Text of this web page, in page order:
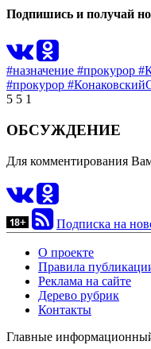
Подпишись и получай
#назначение #прокурор
#прокурор
5 5 1
ОБСУЖДЕНИЕ
Для комментирования
Подписка на
О проекте
Правила
Реклама на сайте
Дерево рубрик
Контакты
Главные